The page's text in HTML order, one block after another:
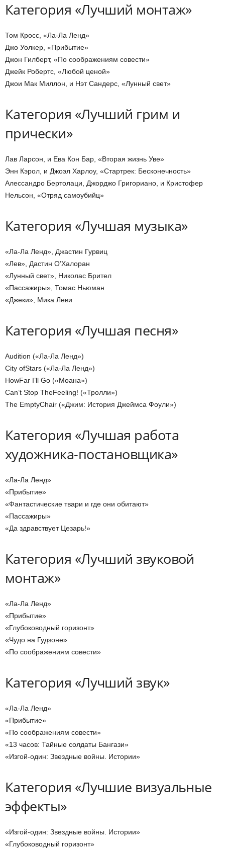
Категория «Лучший монтаж»
Том Кросс, «Ла-Ла Ленд»
Джо Уолкер, «Прибытие»
Джон Гилберт, «По соображениям совести»
Джейк Робертс, «Любой ценой»
Джои Мак Миллон, и Нэт Сандерс, «Лунный свет»
Категория «Лучший грим и
прически»
Лав Ларсон, и Ева Кон Бар, «Вторая жизнь Уве»
Энн Кэрол, и Джоэл Харлоу, «Стартрек: Бесконечность»
Алессандро Бертолаци, Джорджо Григориано, и Кристофер
Нельсон, «Отряд самоубийц»
Категория «Лучшая музыка»
«Ла-Ла Ленд», Джастин Гурвиц
«Лев», Дастин О’Халоран
«Лунный свет», Николас Брител
«Пассажиры», Томас Ньюман
«Джеки», Мика Леви
Категория «Лучшая песня»
Audition («Ла-Ла Ленд»)
City ofStars («Ла-Ла Ленд»)
HowFar I’ll Go («Моана»)
Can’t Stop TheFeeling! («Тролли»)
The EmptyChair («Джим: История Джеймса Фоули»)
Категория «Лучшая работа
художника-постановщика»
«Ла-Ла Ленд»
«Прибытие»
«Фантастические твари и где они обитают»
«Пассажиры»
«Да здравствует Цезарь!»
Категория «Лучший звуковой
монтаж»
«Ла-Ла Ленд»
«Прибытие»
«Глубоководный горизонт»
«Чудо на Гудзоне»
«По соображениям совести»
Категория «Лучший звук»
«Ла-Ла Ленд»
«Прибытие»
«По соображениям совести»
«13 часов: Тайные солдаты Бангази»
«Изгой-один: Звездные войны. Истории»
Категория «Лучшие визуальные
эффекты»
«Изгой-один: Звездные войны. Истории»
«Глубоководный горизонт»